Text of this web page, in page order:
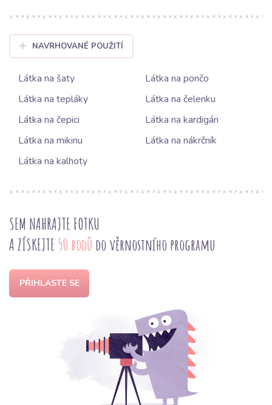
NAVRHOVANÉ POUŽITÍ
Látka na šaty
Látka na pončo
Látka na tepláky
Látka na čelenku
Látka na čepici
Látka na kardigán
Látka na mikinu
Látka na nákrčník
Látka na kalhoty
SEM NAHRAJTE FOTKU
A ZÍSKEJTE 50 bodů do věrnostního programu
PŘIHLASTE SE